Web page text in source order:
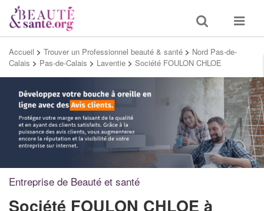
Toggle
search
Toggle
Accueil > Trouver un Professionnel beauté & santé > Nord Pas-de-
Calais > Pas-de-Calais > Laventie > Société FOULON CHLOE
Entreprise de Beauté et santé
Société FOULON CHLOE à